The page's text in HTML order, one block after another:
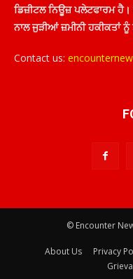
ਡਿਜ਼ੀਟਲ ਨਿਊਜ਼ ਪਲੇਟਫਾਰਮ
ਨਾਲ ਜੁੜੀਆਂ ਜ਼ਮੀਨੀ ਹਕੀਕਤਾਂ
Contact us:
© Encounter
About Us Privacy